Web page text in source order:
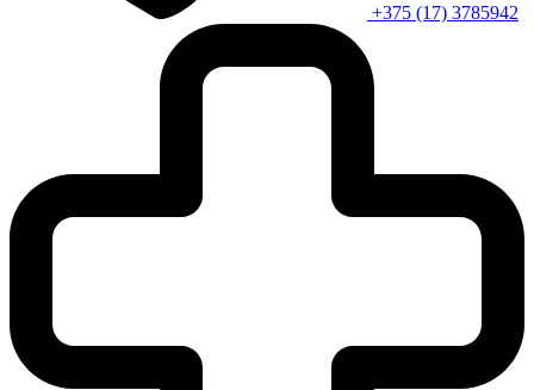
+375 (17) 3785942